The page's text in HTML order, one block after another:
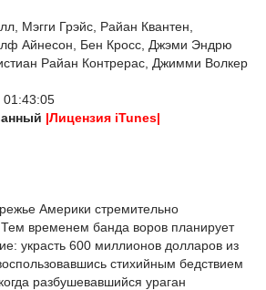
Мэгги Грэйс, Райан Квантен,
Айнесон, Бен Кросс, Джэми Эндрю
Райан Контрерас, Джимми Волкер
01:43:05
|Лицензия iTunes|
Америки стремительно
Тем временем банда воров планирует
украсть 600 миллионов долларов из
стихийным бедствием
разбушевавшийся ураган